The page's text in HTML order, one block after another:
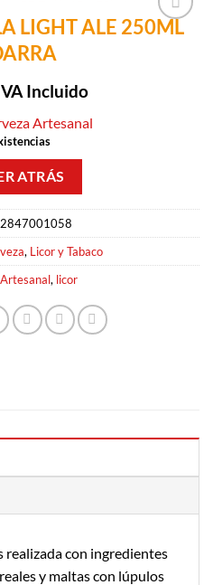
Añadir a
LIGHT ALE 250ML
Incluido
Artesanal
, Licor y Tabaco
Artesanal, licor
realizada con ingredientes
y maltas con lúpulos